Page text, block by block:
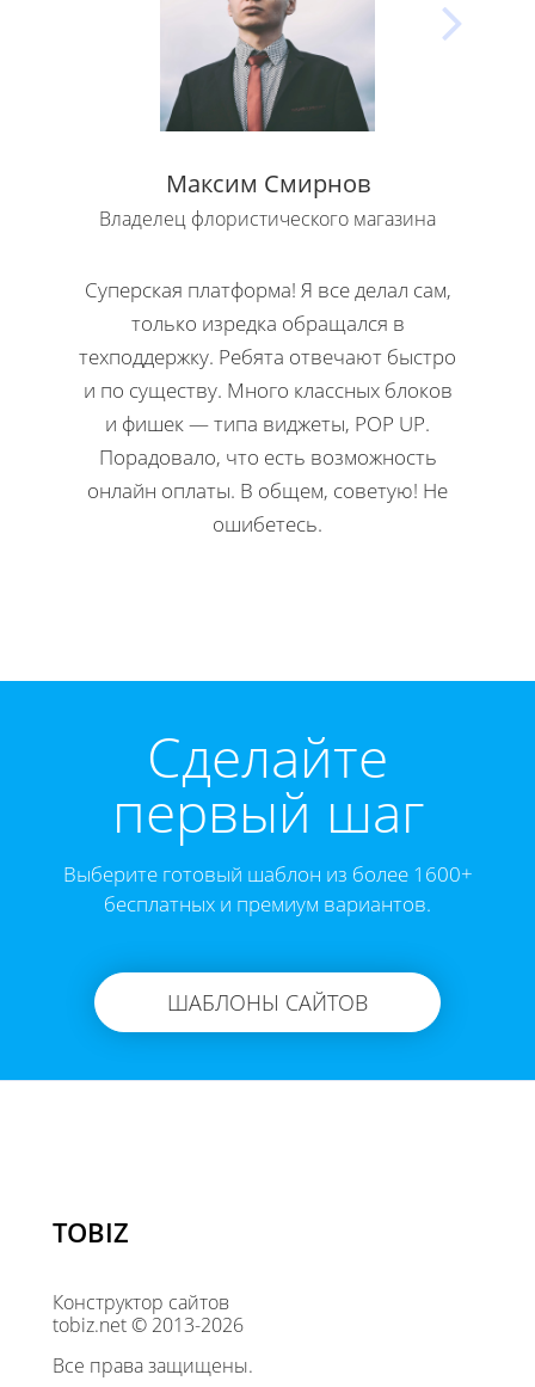
Максим Смирнов
Владелец флористического магазина
Суперская платформа! Я все делал сам,
только изредка обращался в
техподдержку. Ребята отвечают быстро
и по существу. Много классных блоков
и фишек — типа виджеты, POP UP.
Порадовало, что есть возможность
онлайн оплаты. В общем, советую! Не
ошибетесь.
Cделайте
первый шаг
Выберите готовый шаблон из более 1600+
бесплатных и премиум вариантов.
ШАБЛОНЫ САЙТОВ
TOBIZ
Конструктор сайтов
tobiz.net © 2013-2026
Все права защищены.